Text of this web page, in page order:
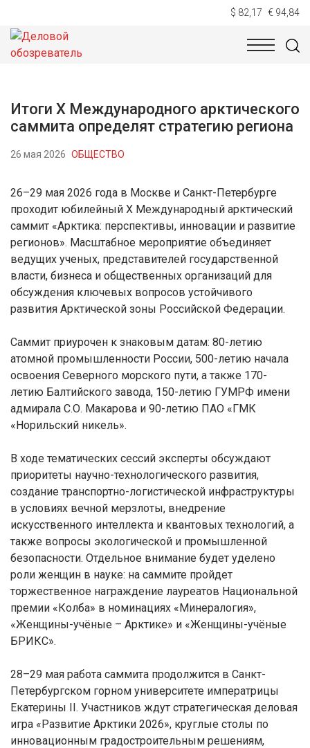
$ 82,17 € 94,84
НОВОСТИ
Итоги X Международного арктического
саммита определят стратегию региона
26 мая 2026 ОБЩЕСТВО
26–29 мая 2026 года в Москве и Санкт-Петербурге
проходит юбилейный X Международный арктический
саммит «Арктика: перспективы, инновации и развитие
регионов». Масштабное мероприятие объединяет
ведущих ученых, представителей государственной
власти, бизнеса и общественных организаций для
обсуждения ключевых вопросов устойчивого
развития Арктической зоны Российской Федерации.
Саммит приурочен к знаковым датам: 80-летию
атомной промышленности России, 500-летию начала
освоения Северного морского пути, а также 170-
летию Балтийского завода, 150-летию ГУМРФ имени
адмирала С.О. Макарова и 90-летию ПАО «ГМК
«Норильский никель».
В ходе тематических сессий эксперты обсуждают
приоритеты научно-технологического развития,
создание транспортно-логистической инфраструктуры
в условиях вечной мерзлоты, внедрение
искусственного интеллекта и квантовых технологий, а
также вопросы экологической и промышленной
безопасности. Отдельное внимание будет уделено
роли женщин в науке: на саммите пройдет
торжественное награждение лауреатов Национальной
премии «Колба» в номинациях «Минералогия»,
«Женщины-учёные – Арктике» и «Женщины-учёные
БРИКС».
28–29 мая работа саммита продолжится в Санкт-
Петербургском горном университете императрицы
Екатерины II. Участников ждут стратегическая деловая
игра «Развитие Арктики 2026», круглые столы по
инновационным градостроительным решениям,